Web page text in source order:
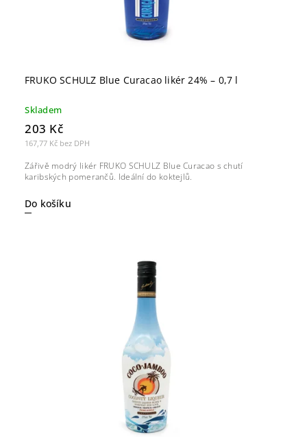
FRUKO SCHULZ Blue Curacao likér 24% – 0,7 l
Skladem
167,77 Kč bez DPH
203 Kč
Do košíku
Zářivě modrý likér FRUKO SCHULZ Blue Curacao s chutí
karibských pomerančů. Ideální do koktejlů.